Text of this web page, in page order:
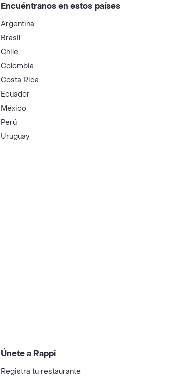
Encuéntranos en estos países
Argentina
Brasil
Chile
Colombia
Costa Rica
Ecuador
México
Perú
Uruguay
Únete a Rappi
Registra tu restaurante